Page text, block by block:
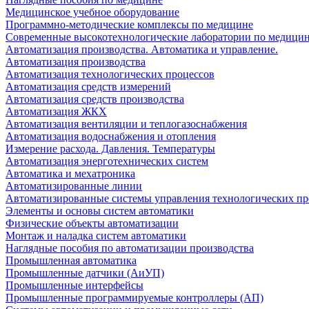
Медицинское учебное оборудование
Программно-методические комплексы по медицине
Современные высокотехнологические лаборатории по
Автоматизация производства. Автоматика и управление.
Автоматизация производства
Автоматизация технологических процессов
Автоматизация средств измерений
Автоматизация средств производства
Автоматизация ЖКХ
Автоматизация вентиляции и теплогазоснабжения
Автоматизация водоснабжения и отопления
Измерение расхода. Давления. Температуры
Автоматизация энерготехнических систем
Автоматика и мехатроника
Автоматизированные линии
Автоматизированные системы управления технологических
Элементы и основы систем автоматики
Физические объекты автоматизации
Монтаж и наладка систем автоматики
Наглядные пособия по автоматизации производства
Промышленная автоматика
Промышленные датчики (АиУП)
Промышленные интерфейсы
Промышленные программируемые контроллеры (АП)